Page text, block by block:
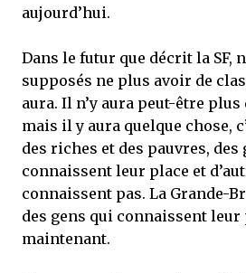
aujourd’hui.
Dans le futur que décrit la SF,
supposés ne plus avoir de
aura. Il n’y aura peut-être plus
mais il y aura quelque chose,
des riches et des pauvres, des
connaissent leur place et
connaissent pas. La Grande-
des gens qui connaissent leur
maintenant.